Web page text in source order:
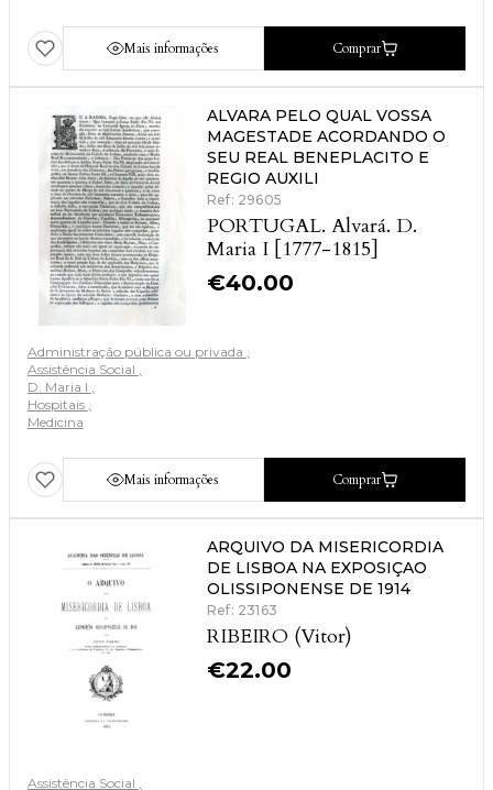
Mais informações Comprar
ALVARA PELO QUAL VOSSA
MAGESTADE ACORDANDO O
SEU REAL BENEPLACITO E
REGIO AUXILI
Ref: 29605
PORTUGAL. Alvará. D.
Maria I [1777-1815]
€40.00
Administração pública ou privada
Assistência Social
D. Maria I
Hospitais
Medicina
Mais informações Comprar
ARQUIVO DA MISERICORDIA
DE LISBOA NA EXPOSIÇAO
OLISSIPONENSE DE 1914
Ref: 23163
RIBEIRO (Vitor)
€22.00
Assistência Social